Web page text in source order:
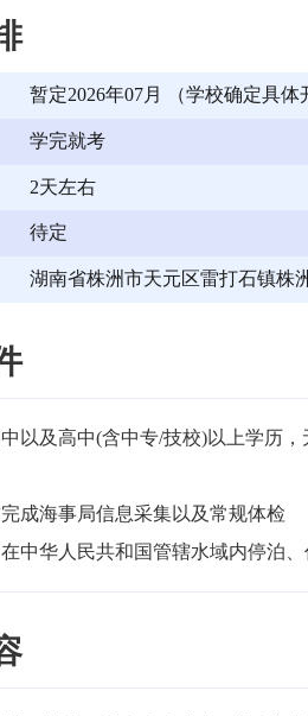
暂定2026年07月 （学校确定具
学完就考
2天左右
待定
湖南省株洲市天元区雷打石镇株
以及高中(含中专/技校)以上学历
成海事局信息采集以及常规体检
中华人民共和国管辖水域内停泊